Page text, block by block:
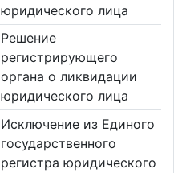
юридического лица
Решение
регистрирующего
органа о ликвидации
юридического лица
Исключение из Единого
государственного
регистра юридического